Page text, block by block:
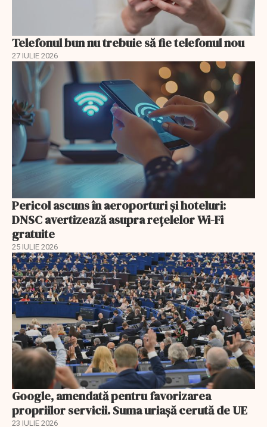
Telefonul bun nu trebuie să fie telefonul nou
27 IULIE 2026
Pericol ascuns în aeroporturi și hoteluri:
DNSC avertizează asupra rețelelor Wi-Fi
gratuite
25 IULIE 2026
Google, amendată pentru favorizarea
propriilor servicii. Suma uriașă cerută de UE
23 IULIE 2026